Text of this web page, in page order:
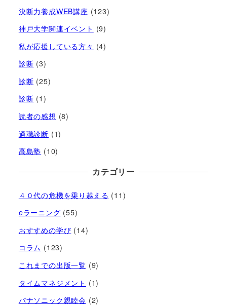
決断力養成WEB講座 (123)
神戸大学関連イベント (9)
私が応援している方々 (4)
診断 (3)
診断 (25)
診断 (1)
読者の感想 (8)
適職診断 (1)
高島塾 (10)
カテゴリー
４０代の危機を乗り越える (11)
eラーニング (55)
おすすめの学び (14)
コラム (123)
これまでの出版一覧 (9)
タイムマネジメント (1)
パナソニック親睦会 (2)